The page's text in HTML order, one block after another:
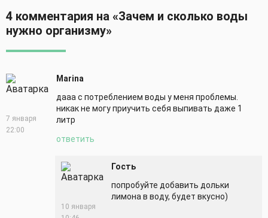
4 комментария на «Зачем и сколько воды
нужно организму»
7 января
22:00
Marina
дааа с потреблением воды у меня проблемы.
никак не могу приучить себя выпивать даже 1
литр
ответить
10 января
Гость
попробуйте добавить дольки
лимона в воду, будет вкусно)